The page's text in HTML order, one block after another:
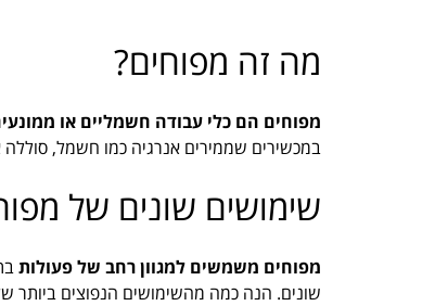
מה זה מפוחים?
מפוחים הם כלי עבודה חשמליים או
במכשירים שממירים אנרגיה כמו חשמל, סוללה
שימושים שונים של
מפוחים משמשים למגוון רחב של פעולות
שונים. הנה כמה מהשימושים הנפוצים ביותר